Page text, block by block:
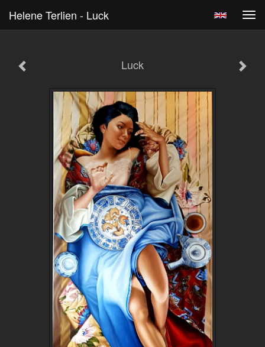
Helene Terlien - Luck
Luck